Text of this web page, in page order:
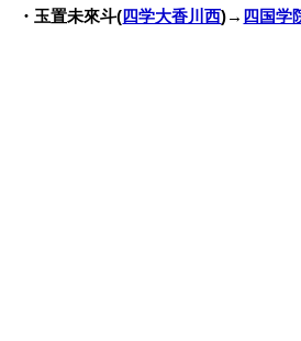
・玉置未來斗(四学大香川西)→ 四国学